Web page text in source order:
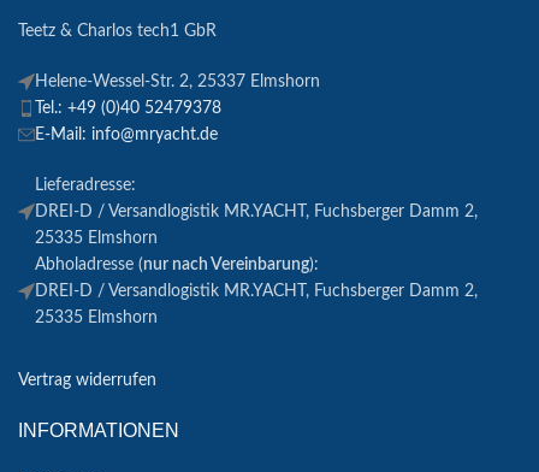
Teetz & Charlos tech1 GbR
Helene-Wessel-Str. 2, 25337 Elmshorn
Tel.: +49 (0)40 52479378
E-Mail: info@mryacht.de
Lieferadresse:
DREI-D / Versandlogistik MR.YACHT, Fuchsberger Damm 2,
25335 Elmshorn
Abholadresse (nur nach Vereinbarung):
DREI-D / Versandlogistik MR.YACHT, Fuchsberger Damm 2,
25335 Elmshorn
Vertrag widerrufen
INFORMATIONEN